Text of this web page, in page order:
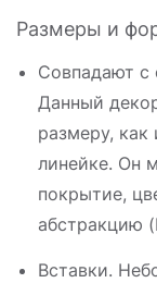
Размеры и
Совпадают с
Данный
размеру, как
линейке. Он
покрытие,
абстракцию
Вставки.